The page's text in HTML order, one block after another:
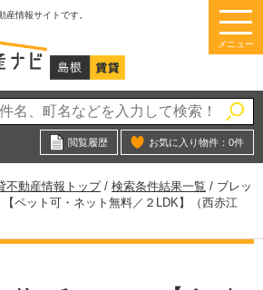
産情報サイトです。
メニュー
閲覧履歴 お気に入り物件： 0件
不動産情報トップ/ 検索条件結果一覧 / ブレッ
ット可・ネット無料／２LDK】（西赤江